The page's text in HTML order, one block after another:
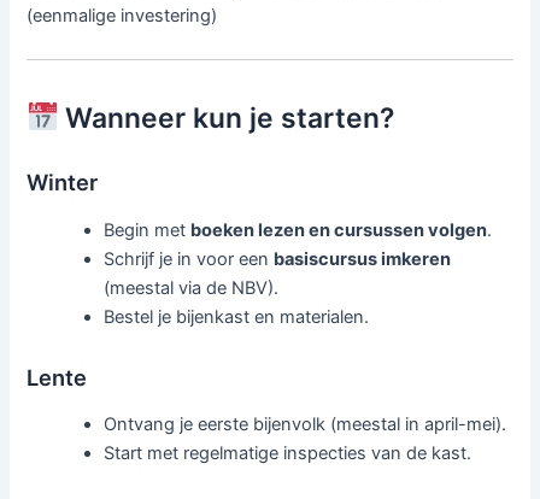
(eenmalige investering)
Wanneer kun je starten?
Winter
Begin met boeken lezen en cursussen volgen.
Schrijf je in voor een basiscursus imkeren
(meestal via de NBV).
Bestel je bijenkast en materialen.
Lente
Ontvang je eerste bijenvolk (meestal in april-mei).
Start met regelmatige inspecties van de kast.